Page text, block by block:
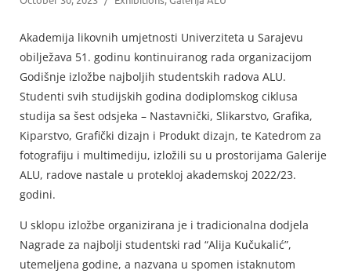
Akademija likovnih umjetnosti Univerziteta u Sarajevu
obilježava 51. godinu kontinuiranog rada organizacijom
Godišnje izložbe najboljih studentskih radova ALU.
Studenti svih studijskih godina dodiplomskog ciklusa
studija sa šest odsjeka – Nastavnički, Slikarstvo, Grafika,
Kiparstvo, Grafički dizajn i Produkt dizajn, te Katedrom za
fotografiju i multimediju, izložili su u prostorijama Galerije
ALU, radove nastale u protekloj akademskoj 2022/23.
godini.
U sklopu izložbe organizirana je i tradicionalna dodjela
Nagrade za najbolji studentski rad “Alija Kučukalić”,
utemeljena godine, a nazvana u spomen istaknutom